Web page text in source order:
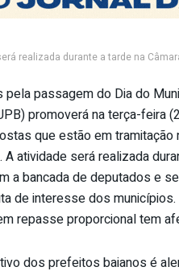
realizada durante a tarde na
passagem do Dia do
promoverá na terça-feira
que estão em
atividade será realizada
a bancada de deputados e
de interesse dos
repasse proporcional tem
dos prefeitos baianos é